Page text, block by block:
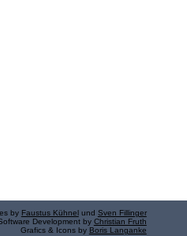
by Faustus Kühnel und Sven Fillinger
Development by Christian Fruth
Grafics & Icons by Boris Langanke